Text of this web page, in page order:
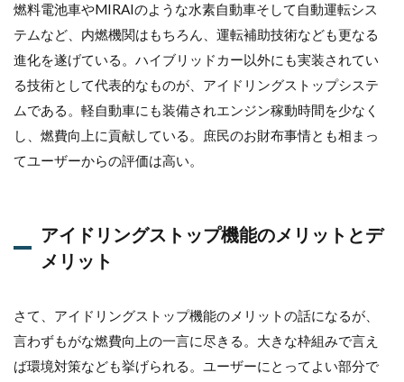
1.1
自動
車の
進化
は部
品の
進化
1.2
アイ
ップ
機能
のメ
デメ
リッ
ト
燃料電池車やMIRAIのような水素自動車そして自動運転シス
テムなど、内燃機関はもちろん、運転補助技術なども更なる
進化を遂げている。ハイブリッドカー以外にも実装されてい
る技術として代表的なものが、アイドリングストップシステ
ムである。軽自動車にも装備されエンジン稼動時間を少なく
し、燃費向上に貢献している。庶民のお財布事情とも相まっ
てユーザーからの評価は高い。
アイドリングストップ機能のメリットとデ
メリット
さて、アイドリングストップ機能のメリットの話になるが、
言わずもがな燃費向上の一言に尽きる。大きな枠組みで言え
ば環境対策なども挙げられる。ユーザーにとってよい部分で